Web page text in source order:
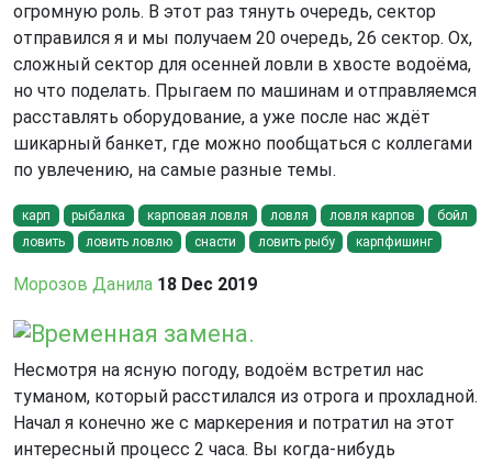
огромную роль. В этот раз тянуть очередь, сектор
отправился я и мы получаем 20 очередь, 26 сектор. Ох,
сложный сектор для осенней ловли в хвосте водоёма,
но что поделать. Прыгаем по машинам и отправляемся
расставлять оборудование, а уже после нас ждёт
шикарный банкет, где можно пообщаться с коллегами
по увлечению, на самые разные темы.
карп рыбалка карповая ловля ловля ловля карпов
бойл
ловить
ловить ловлю снасти ловить рыбу карпфишинг
Морозов Данила 18 Dec 2019
Временная замена.
Несмотря на ясную погоду, водоём встретил нас
туманом, который расстилался из отрога и прохладной.
Начал я конечно же с маркерения и потратил на этот
интересный процесс 2 часа. Вы когда-нибудь